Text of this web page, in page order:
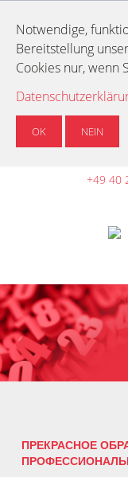
Notwendige,
Bereitstellung
Cookies nur, wenn
OK NEIN
+49 40
ПРЕКРАСНОЕ